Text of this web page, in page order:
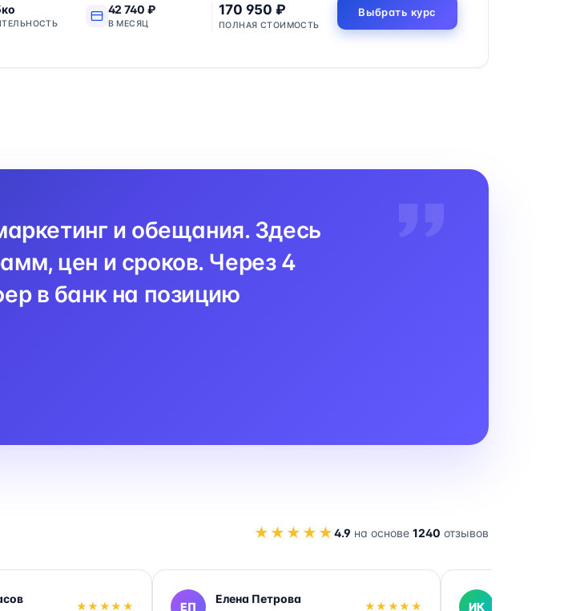
42 740 ₽
В МЕСЯЦ
170 950 ₽
ПОЛНАЯ СТОИМОСТЬ
Выбрать курс
и обещания. Здесь
цен и сроков. Через 4
в банк на позицию
★★★★★4.9 на основе 1240 отзывов
★★★★★ ЕП
Елена Петрова
★★★★★ ИК